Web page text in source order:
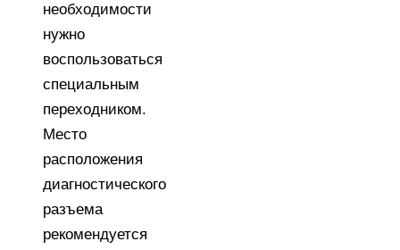
необходимости
нужно
воспользоваться
специальным
переходником.
Место
расположения
диагностического
разъема
рекомендуется